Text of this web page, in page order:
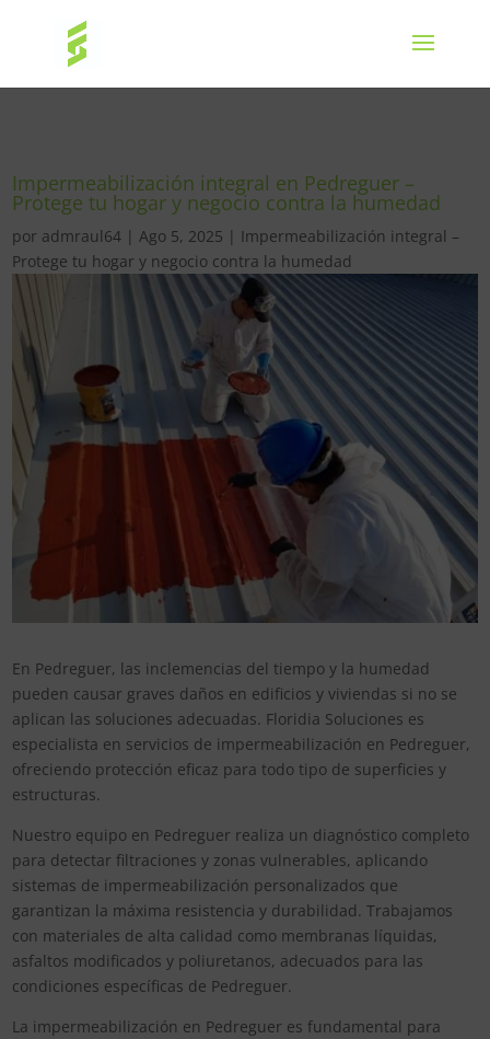
Impermeabilización integral en Pedreguer –
Protege tu hogar y negocio contra la humedad
por admraul64 |Ago 5, 2025 | Impermeabilización integral –
Protege tu hogar y negocio contra la humedad
En Pedreguer, las inclemencias del tiempo y la humedad
pueden causar graves daños en edificios y viviendas si no se
aplican las soluciones adecuadas. Floridia Soluciones es
especialista en servicios de impermeabilización en Pedreguer,
ofreciendo protección eficaz para todo tipo de superficies y
estructuras.
Nuestro equipo en Pedreguer realiza un diagnóstico completo
para detectar filtraciones y zonas vulnerables, aplicando
sistemas de impermeabilización personalizados que
garantizan la máxima resistencia y durabilidad. Trabajamos
con materiales de alta calidad como membranas líquidas,
asfaltos modificados y poliuretanos, adecuados para las
condiciones específicas de Pedreguer.
La impermeabilización en Pedreguer es fundamental para